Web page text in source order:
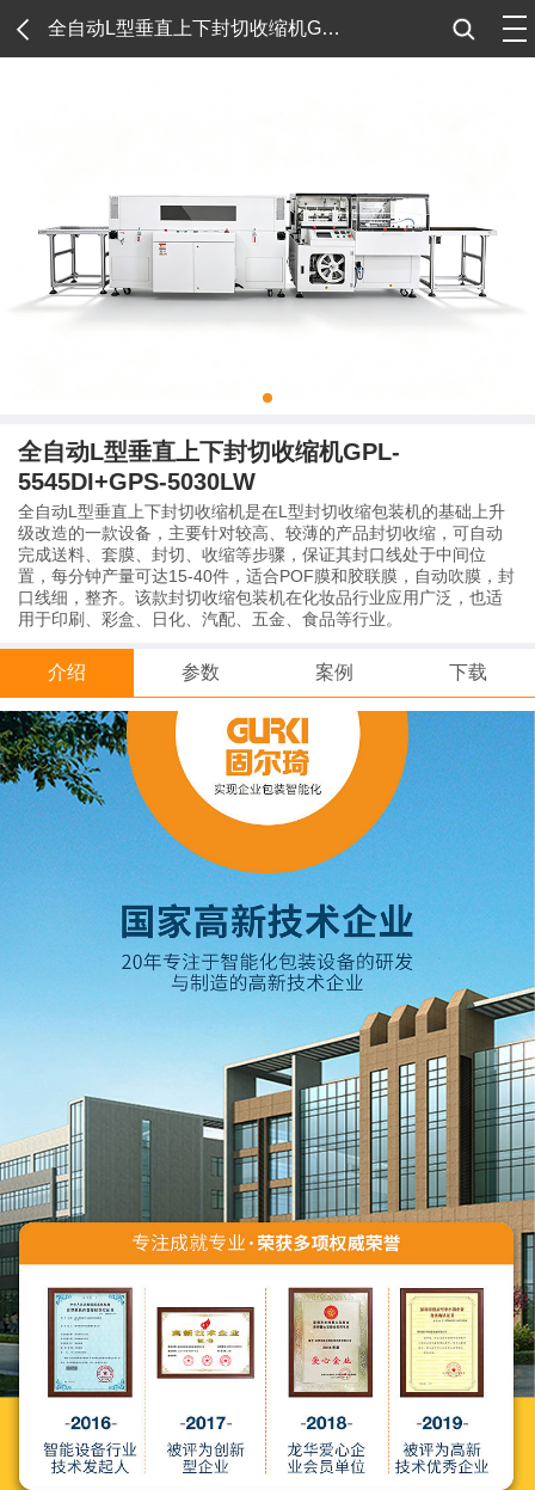
全自动L型垂直上下封切收缩机GPL-5545DI+GPS-5030LW
全自动L型垂直上下封切收缩机GPL-
5545DI+GPS-5030LW
全自动L型垂直上下封切收缩机是在L型封切收缩包装机的基础上升
级改造的一款设备，主要针对较高、较薄的产品封切收缩，可自动
完成送料、套膜、封切、收缩等步骤，保证其封口线处于中间位
置，每分钟产量可达15-40件，适合POF膜和胶联膜，自动吹膜，封
口线细，整齐。该款封切收缩包装机在化妆品行业应用广泛，也适
用于印刷、彩盒、日化、汽配、五金、食品等行业。
介绍 参数 案例 下载